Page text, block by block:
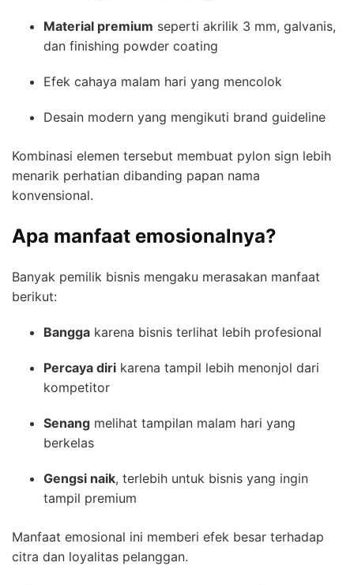
Material premium seperti akrilik 3 mm, galvanis,
dan finishing powder coating
Efek cahaya malam hari yang mencolok
Desain modern yang mengikuti brand guideline
Kombinasi elemen tersebut membuat pylon sign lebih
menarik perhatian dibanding papan nama
konvensional.
Apa manfaat emosionalnya?
Banyak pemilik bisnis mengaku merasakan manfaat
berikut:
Bangga karena bisnis terlihat lebih profesional
Percaya diri karena tampil lebih menonjol dari
kompetitor
Senang melihat tampilan malam hari yang
berkelas
Gengsi naik, terlebih untuk bisnis yang ingin
tampil premium
Manfaat emosional ini memberi efek besar terhadap
citra dan loyalitas pelanggan.